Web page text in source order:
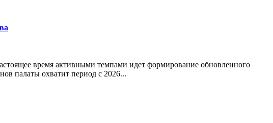
время активными темпами идет формирование обновленного
палаты охватит период с 2026...